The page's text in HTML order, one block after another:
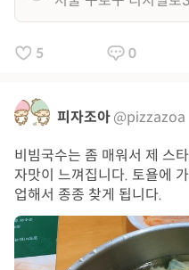
5 0
피자조아@pizzazoa
비빔국수는 좀 매워서 제 스
자맛이 느껴집니다. 토욜에
업해서 종종 찾게 됩니다.